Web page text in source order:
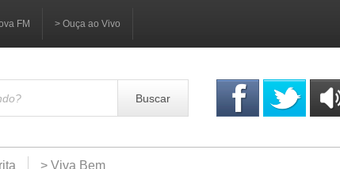
FM > Ouça ao Vivo
Buscar
> Viva Bem